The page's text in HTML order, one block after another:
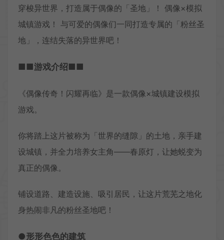
穿梭异世界，打造属于偶像的「圣地」！ 偶像×模拟
城镇游戏！ 与可爱的偶像们一同打造专属的「粉丝圣
地」，连结失落的异世界吧！
■■游戏介绍■■
《偶像传奇！闪耀再临》是⼀款偶像×城镇建设模拟
游戏。
你将踏上这片被称为「世界的缝隙」的土地，亲手建
设城镇，并全力培养女主角——春原灯，让她蜕变为
真正的偶像。
铺设道路、建造设施、吸引居民，让这片荒芜之地化
身热闹非凡的粉丝圣地吧！
●形形色色的建筑